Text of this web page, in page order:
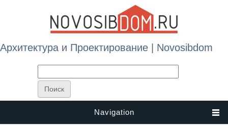
Архитектура и Проектирование | Novosibdom
Navigation